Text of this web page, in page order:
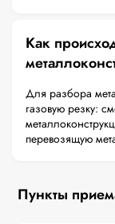
Как
Для разбора
газовую резку:
перевозящую
Пункты